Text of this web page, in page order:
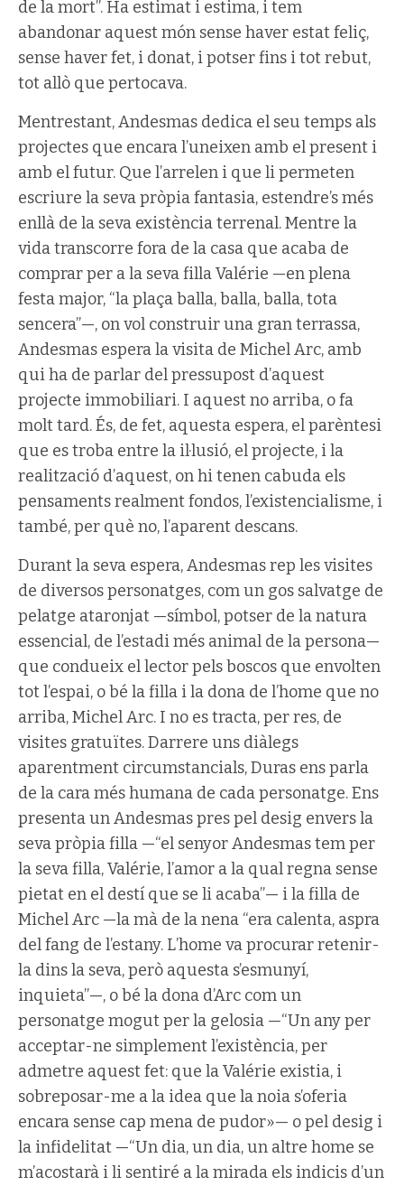
de la mort”. Ha estimat i estima, i tem
abandonar aquest món sense haver estat feliç,
sense haver fet, i donat, i potser fins i tot rebut,
tot allò que pertocava.
Mentrestant, Andesmas dedica el seu temps als
projectes que encara l’uneixen amb el present i
amb el futur. Que l’arrelen i que li permeten
escriure la seva pròpia fantasia, estendre’s més
enllà de la seva existència terrenal. Mentre la
vida transcorre fora de la casa que acaba de
comprar per a la seva filla Valérie —en plena
festa major, “la plaça balla, balla, balla, tota
sencera”—, on vol construir una gran terrassa,
Andesmas espera la visita de Michel Arc, amb
qui ha de parlar del pressupost d’aquest
projecte immobiliari. I aquest no arriba, o fa
molt tard. És, de fet, aquesta espera, el parèntesi
que es troba entre la il·lusió, el projecte, i la
realització d’aquest, on hi tenen cabuda els
pensaments realment fondos, l’existencialisme, i
també, per què no, l’aparent descans.
Durant la seva espera, Andesmas rep les visites
de diversos personatges, com un gos salvatge de
pelatge ataronjat —símbol, potser de la natura
essencial, de l’estadi més animal de la persona—
que condueix el lector pels boscos que envolten
tot l’espai, o bé la filla i la dona de l’home que no
arriba, Michel Arc. I no es tracta, per res, de
visites gratuïtes. Darrere uns diàlegs
aparentment circumstancials, Duras ens parla
de la cara més humana de cada personatge. Ens
presenta un Andesmas pres pel desig envers la
seva pròpia filla —“el senyor Andesmas tem per
la seva filla, Valérie, l’amor a la qual regna sense
pietat en el destí que se li acaba”— i la filla de
Michel Arc —la mà de la nena “era calenta, aspra
del fang de l’estany. L’home va procurar retenir-
la dins la seva, però aquesta s’esmunyí,
inquieta”—, o bé la dona d’Arc com un
personatge mogut per la gelosia —“Un any per
acceptar-ne simplement l’existència, per
admetre aquest fet: que la Valérie existia, i
sobreposar-me a la idea que la noia s’oferia
encara sense cap mena de pudor»— o pel desig i
la infidelitat —“Un dia, un dia, un altre home se
m’acostarà i li sentiré a la mirada els indicis d’un